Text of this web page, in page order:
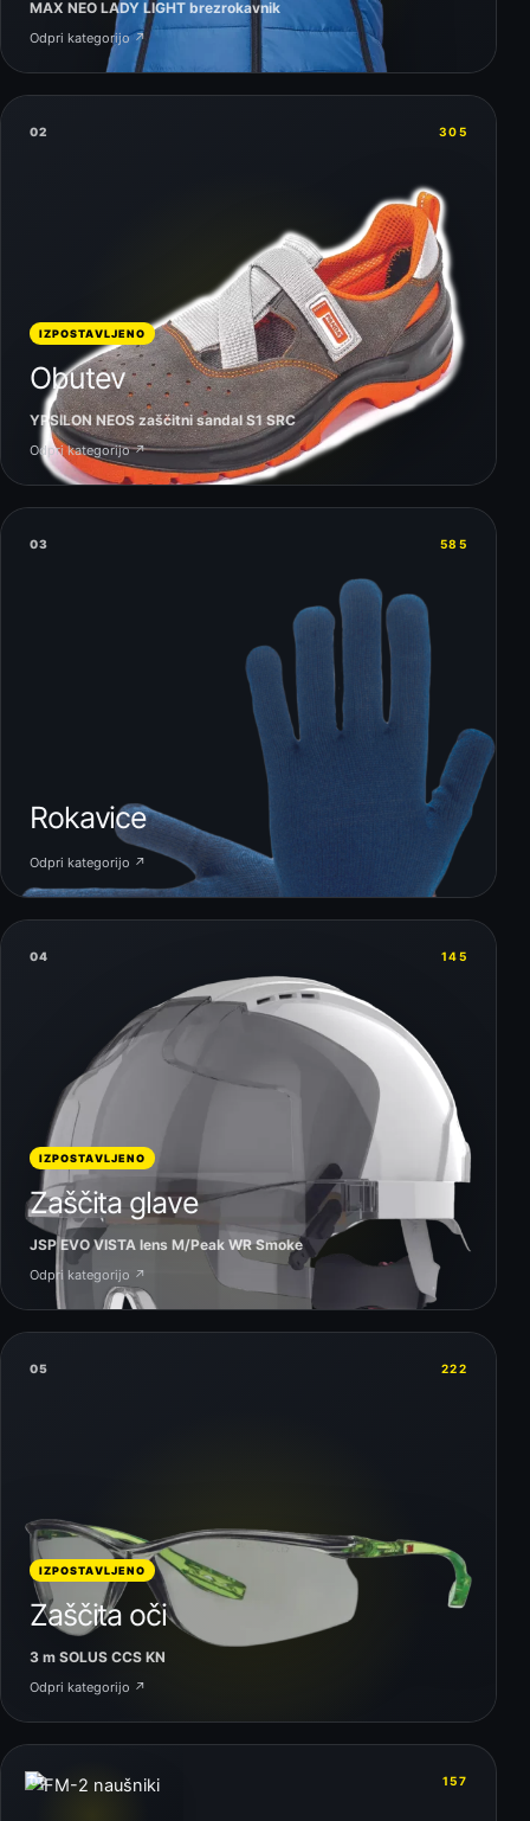
MAX NEO LADY LIGHT brezrokavnik
Odpri kategorijo ↗
02 305
IZPOSTAVLJENO
Obutev
YPSILON NEOS zaščitni sandal S1 SRC
Odpri kategorijo ↗
03 585
Rokavice
Odpri kategorijo ↗
04 145
IZPOSTAVLJENO
Zaščita glave
JSP EVO VISTA lens M/Peak WR Smoke
Odpri kategorijo ↗
05 222
IZPOSTAVLJENO
Zaščita oči
3 m SOLUS CCS KN
Odpri kategorijo ↗
06 157